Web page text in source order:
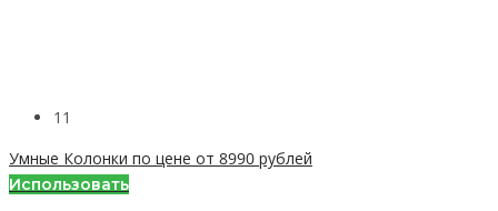
11
Умные Колонки по цене от 8990 рублей
Использовать